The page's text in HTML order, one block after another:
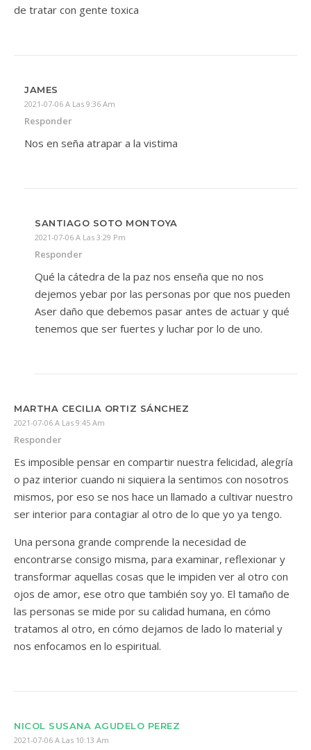
de tratar con gente toxica
JAMES
2021-07-06 A Las 9:36 Am
Responder
Nos en seña atrapar a la vistima
SANTIAGO SOTO MONTOYA
2021-07-06 A Las 3:29 Pm
Responder
Qué la cátedra de la paz nos enseña que no nos
dejemos yebar por las personas por que nos pueden
Aser daño que debemos pasar antes de actuar y qué
tenemos que ser fuertes y luchar por lo de uno.
MARTHA CECILIA ORTIZ SÁNCHEZ
2021-07-06 A Las 9:45 Am
Responder
Es imposible pensar en compartir nuestra felicidad, alegría
o paz interior cuando ni siquiera la sentimos con nosotros
mismos, por eso se nos hace un llamado a cultivar nuestro
ser interior para contagiar al otro de lo que yo ya tengo.
Una persona grande comprende la necesidad de
encontrarse consigo misma, para examinar, reflexionar y
transformar aquellas cosas que le impiden ver al otro con
ojos de amor, ese otro que también soy yo. El tamaño de
las personas se mide por su calidad humana, en cómo
tratamos al otro, en cómo dejamos de lado lo material y
nos enfocamos en lo espiritual.
NICOL SUSANA AGUDELO PEREZ
2021-07-06 A Las 10:13 Am